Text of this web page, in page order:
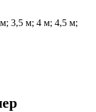
3,5 м; 4 м; 4,5 м;